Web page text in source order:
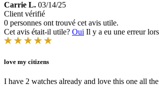
Carrie L. 03/14/25
Client vérifié
0 personnes ont trouvé cet avis utile.
Cet avis était-il utile? Oui Il y a eu une erreur
love my citizens
I have 2 watches already and love this one all